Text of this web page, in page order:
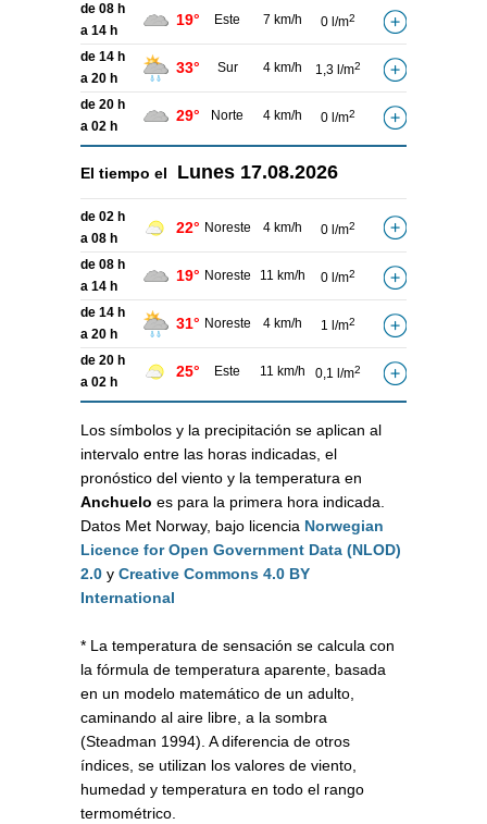
de 08 h
a 14 h
19° Este 7 km/h 0 l/m2
de 14 h
a 20 h
33° Sur 4 km/h 1,3 l/m2
de 20 h
a 02 h
29° Norte 4 km/h 0 l/m2
El tiempo el Lunes 17.08.2026
de 02 h
a 08 h
22° Noreste 4 km/h 0 l/m2
de 08 h
a 14 h
19° Noreste 11 km/h 0 l/m2
de 14 h
a 20 h
31° Noreste 4 km/h 1 l/m2
de 20 h
a 02 h
25° Este 11 km/h 0,1 l/m2
Los símbolos y la precipitación se aplican al
intervalo entre las horas indicadas, el
pronóstico del viento y la temperatura en
Anchuelo es para la primera hora indicada.
Datos Met Norway, bajo licencia Norwegian
Licence for Open Government Data (NLOD)
2.0 y Creative Commons 4.0 BY
International
* La temperatura de sensación se calcula con
la fórmula de temperatura aparente, basada
en un modelo matemático de un adulto,
caminando al aire libre, a la sombra
(Steadman 1994). A diferencia de otros
índices, se utilizan los valores de viento,
humedad y temperatura en todo el rango
termométrico.